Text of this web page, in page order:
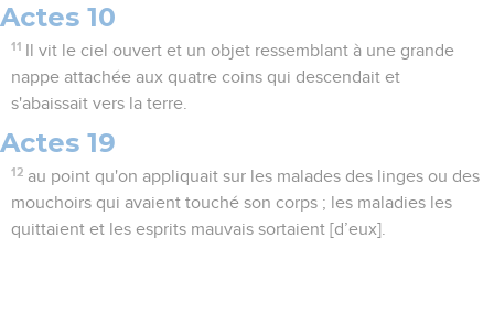
Actes 10
11
Il vit le ciel ouvert et un objet ressemblant à une grande
nappe attachée aux quatre coins qui descendait et
s'abaissait vers la terre.
Actes 19
12 au point qu'on appliquait sur les malades des linges ou des
mouchoirs qui avaient touché son corps ; les maladies les
quittaient et les esprits mauvais sortaient [d’eux].